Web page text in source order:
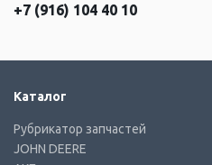
+7 (916) 104 40 10
Каталог
Рубрикатор запчастей
JOHN DEERE